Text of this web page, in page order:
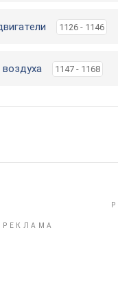
1126 - 1146
1147 - 1168